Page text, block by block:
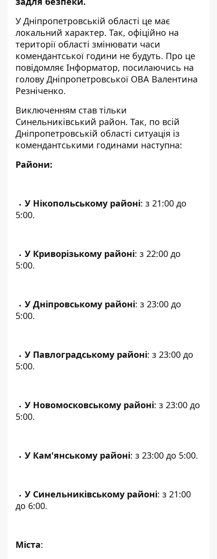
У Дніпропетровській області це має
локальний характер. Так, офіційно на
території області змінювати часи
комендантської години не будуть. Про це
повідомляє Інформатор, посилаючись на
голову Дніпропетровської ОВА Валентина
Резніченко.
Виключенням став тільки
Синельниківський район. Так, по всій
Дніпропетровській області ситуація із
комендантськими годинами наступна:
Райони:
У Нікопольському районі: з 21:00 до
5:00.
У Криворізькому районі: з 22:00 до
5:00.
У Дніпровському районі: з 23:00 до
5:00.
У Павлоградському районі: з 23:00 до
5:00.
У Новомосковському районі: з 23:00 до
5:00.
У Кам'янському районі: з 23:00 до 5:00.
У Синельниківському районі: з 21:00
до 6:00.
Міста: